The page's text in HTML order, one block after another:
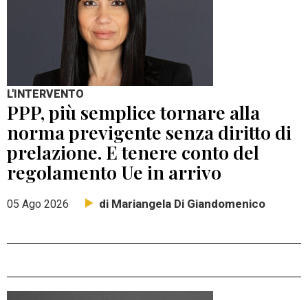
L'INTERVENTO
PPP, più semplice tornare alla
norma previgente senza diritto di
prelazione. E tenere conto del
regolamento Ue in arrivo
05 Ago 2026 di Mariangela Di Giandomenico